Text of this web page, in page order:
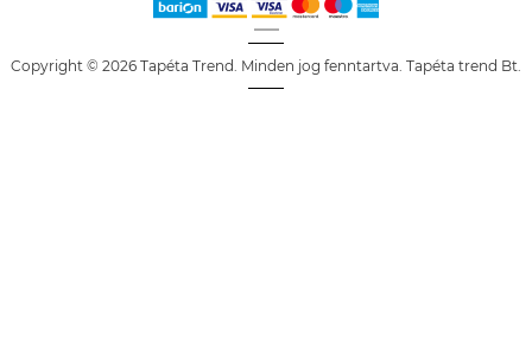
Copyright © 2026 Tapéta Trend. Minden jog fenntartva. Tapéta trend Bt.